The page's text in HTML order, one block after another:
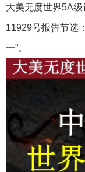
大美无度世界5A
11929号报告节选
一”。